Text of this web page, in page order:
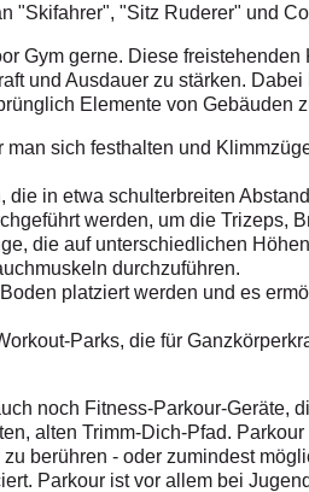
"Skifahrer", "Sitz Ruderer" und
Gym gerne. Diese
und Ausdauer zu stärken.
Elemente von Gebäuden
sich festhalten und
in etwa schulterbreiten
werden, um die Trizeps,
die auf unterschiedlichen
durchzuführen.
platziert werden und es
Parks, die für
noch Fitness-Parkour-Geräte,
alten Trimm-Dich-Pfad.
berühren - oder zumindest
Parkour ist vor allem bei